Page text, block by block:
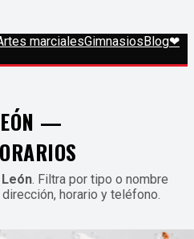
marcialesGimnasiosBlog❤
—
León. Filtra por tipo o nombre
horario y teléfono.